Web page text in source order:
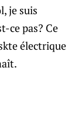
je suis
ce pas? Ce
électrique